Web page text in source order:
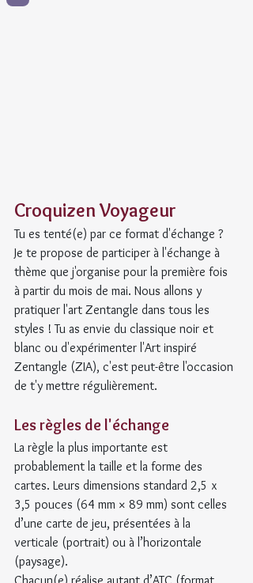
Croquizen Voyageur
Tu es tenté(e) par ce format d'échange ?
Je te propose de participer à l'échange à
thème que j'organise pour la première fois
à partir du mois de mai. Nous allons y
pratiquer l'art Zentangle dans tous les
styles ! Tu as envie du classique noir et
blanc ou d'expérimenter l'Art inspiré
Zentangle (ZIA), c'est peut-être l'occasion
de t'y mettre régulièrement.
Les règles de l'échange
La règle la plus importante est
probablement la taille et la forme des
cartes. Leurs dimensions standard 2,5 x
3,5 pouces (64 mm × 89 mm) sont celles
d’une carte de jeu, présentées à la
verticale (portrait) ou à l’horizontale
(paysage).